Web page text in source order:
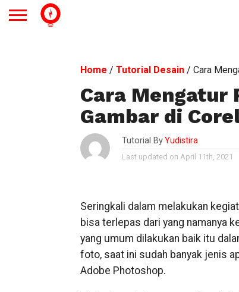
Home / Tutorial Desain/ Cara
Cara Mengatur
Gambar di
Tutorial ByYudistira
Last updated on April 11th, 2021
Seringkali dalam melakukan
bisa terlepas dari yang namanya
yang umum dilakukan baik itu
foto, saat ini sudah banyak jenis
Adobe Photoshop.